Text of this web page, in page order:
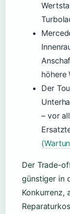
höhere
Der
– vor
Der Trade-
günstiger in
Konkurrenz,